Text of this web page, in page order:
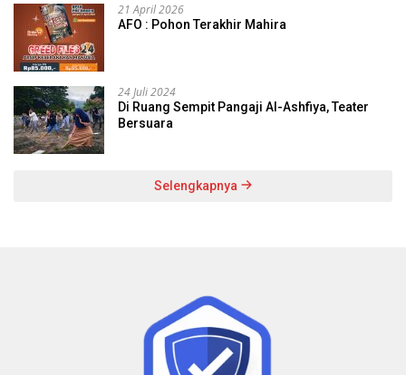
21 April 2026
AFO : Pohon Terakhir Mahira
24 Juli 2024
Di Ruang Sempit Pangaji Al-Ashfiya, Teater
Bersuara
Selengkapnya